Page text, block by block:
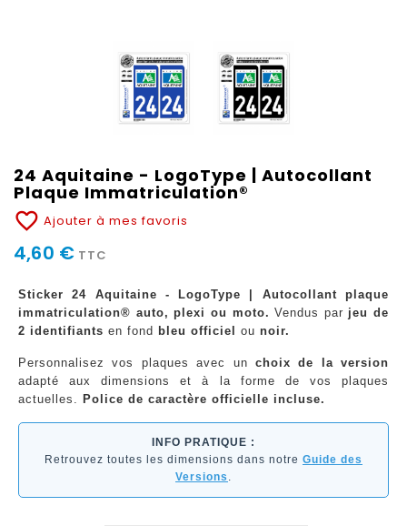
24 Aquitaine - LogoType | Autocollant
Plaque Immatriculation®
favorite_border Ajouter à mes favoris
4,60 € TTC
Sticker 24 Aquitaine - LogoType | Autocollant plaque
immatriculation® auto, plexi ou moto. Vendus par jeu de
2 identifiants en fond bleu officiel ou noir.
Personnalisez vos plaques avec un choix de la version
adapté aux dimensions et à la forme de vos plaques
actuelles. Police de caractère officielle incluse.
INFO PRATIQUE :
Retrouvez toutes les dimensions dans notre Guide des
Versions .